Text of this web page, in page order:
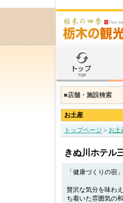
■店舗・施設検索
お土産
トップページ ＞ お土
きぬ川ホテル
「健康づくりの宿
贅沢な気分を味わ
ち着いた雰囲気の